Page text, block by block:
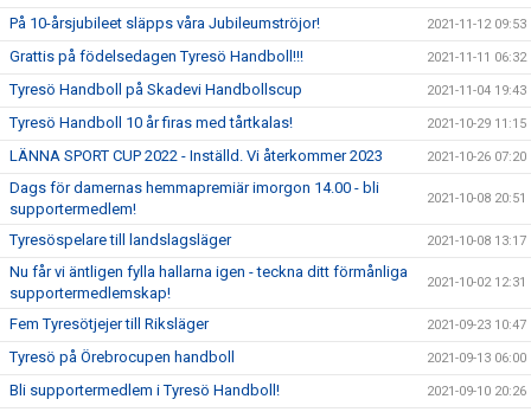
På 10-årsjubileet släpps våra Jubileumströjor! 2021-11-12 09:53
Grattis på födelsedagen Tyresö Handboll!!! 2021-11-11 06:32
Tyresö Handboll på Skadevi Handbollscup 2021-11-04 19:43
Tyresö Handboll 10 år firas med tårtkalas! 2021-10-29 11:15
LÄNNA SPORT CUP 2022 - Inställd. Vi återkommer 2023 2021-10-26 07:20
Dags för damernas hemmapremiär imorgon 14.00 - bli
supportermedlem!
2021-10-08 20:51
Tyresöspelare till landslagsläger 2021-10-08 13:17
Nu får vi äntligen fylla hallarna igen - teckna ditt förmånliga
supportermedlemskap!
2021-10-02 12:31
Fem Tyresötjejer till Riksläger 2021-09-23 10:47
Tyresö på Örebrocupen handboll 2021-09-13 06:00
Bli supportermedlem i Tyresö Handboll! 2021-09-10 20:26